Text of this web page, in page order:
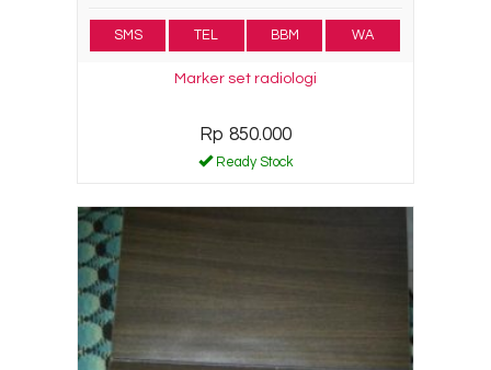
SMS TEL BBM WA
Marker set radiologi
Rp 850.000
Ready Stock